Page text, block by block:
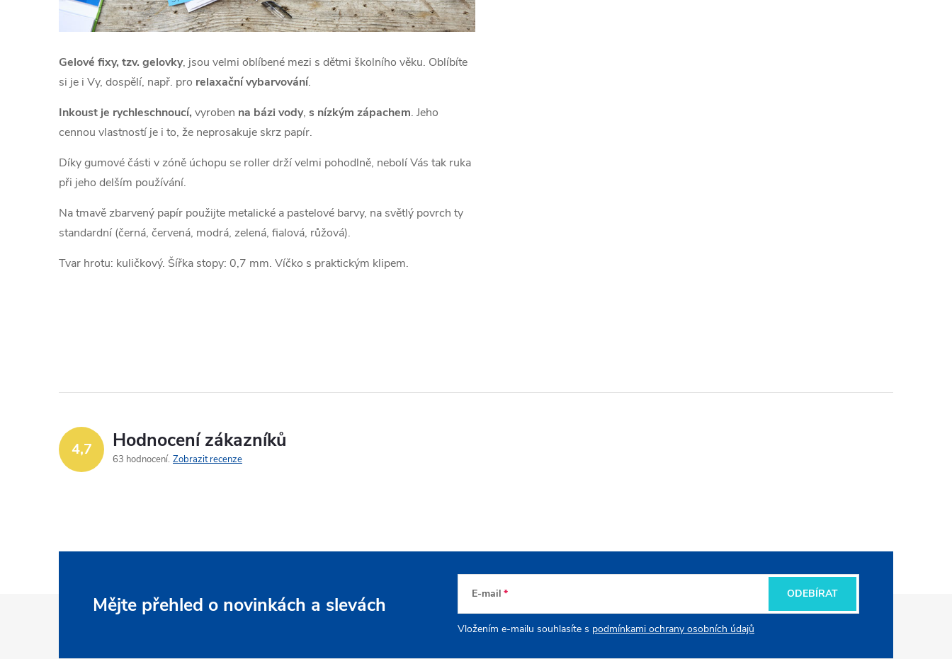
Gelové fixy, tzv. gelovky, jsou velmi oblíbené mezi s dětmi školního věku. Oblíbíte
si je i Vy, dospělí, např. pro relaxační vybarvování.
Inkoust je rychleschnoucí, vyroben na bázi vody, s nízkým zápachem. Jeho
cennou vlastností je i to, že neprosakuje skrz papír.
Díky gumové části v zóně úchopu se roller drží velmi pohodlně, nebolí Vás tak ruka
při jeho delším používání.
Na tmavě zbarvený papír použijte metalické a pastelové barvy, na světlý povrch ty
standardní (černá, červená, modrá, zelená, fialová, růžová).
Tvar hrotu: kuličkový. Šířka stopy: 0,7 mm. Víčko s praktickým klipem.
4,7 Hodnocení zákazníků
63 hodnocení Zobrazit recenze
Mějte přehled o novinkách a slevách E-mail
Vložením e-mailu souhlasíte s podmínkami ochrany osobních údajů
ODEBÍRAT